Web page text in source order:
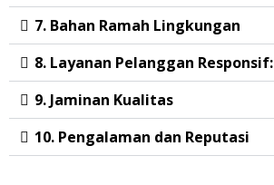
7. Bahan Ramah Lingkungan
8. Layanan Pelanggan Responsif:
9. Jaminan Kualitas
10. Pengalaman dan Reputasi